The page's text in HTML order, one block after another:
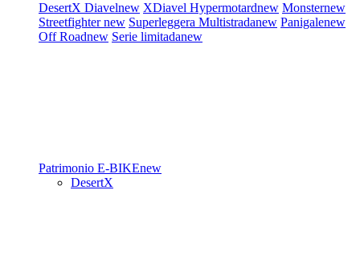
DesertX Diavelnew XDiavel Hypermotardnew Monsternew
Streetfighternew Superleggera Multistradanew Panigalenew
Off Roadnew Serie limitadanew
Patrimonio E-BIKEnew
DesertX